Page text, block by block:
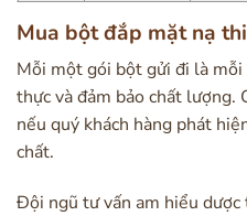
Mua bột đắp mặt nạ
Mỗi một gói bột gửi đi là
thực và đảm bảo chất lượng.
nếu quý khách hàng phát
chất.
Đội ngũ tư vấn am hiểu